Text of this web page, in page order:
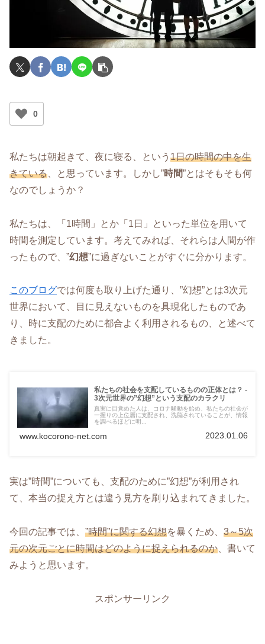
0
私たちは朝起きて、夜に寝る、という 1日の時間の中を生
きている 、と思っています。しかし”時間”とはそもそも何
なのでしょうか？
私たちは、「1時間」とか「1日」といった単位を用いて
時間を測定しています。考えてみれば、それらは人間が作
ったもので、”幻想”に過ぎないことがすぐに分かります。
このブログでは何度も取り上げた通り、”幻想”とは3次元
世界において、目に見えないものを具現化したものであ
り、時に支配のために都合よく利用されるもの、と述べて
きました。
私たちの社会を支配しているものの正体とは？ -
3次元世界の”幻想”という支配のカラクリ
真実に目覚めた人は、コロナ騒動を始め、私たちの社会が
一握りの上位層に支配され、洗脳されていることが、情報
を調べるほどに明...
www.kocorono-net.com 2023.01.06
実は”時間”についても、支配のために”幻想”が利用され
て、本当の捉え方とは違う見方を刷り込まれてきました。
今回の記事では、 ”時間”に関する幻想を暴くため、 3～5次
元の次元ごとに時間はどのように捉えられるのか 、書いて
みようと思います。
スポンサーリンク